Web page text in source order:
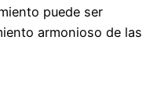
puede ser
armonioso de las